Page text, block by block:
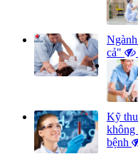
cả"
Kỹ
không
bệnh